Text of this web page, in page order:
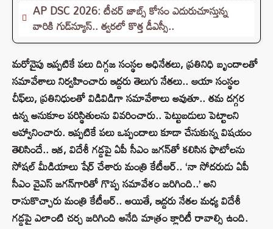
AP DSC 2026: టీచర్ జాబ్స్ కోసం ఎదురుచూస్తున్న
వారికి గుడ్‌న్యూస్.. త్వరలో కొత్త డీఎస్సీ..
మరోవైపు ఇప్పటికే పలు దిగ్గజ సంస్థల అధినేతలు, ప్రతినిధి బృందాలతో
సమావేశాలు నిర్వహించారు ఇద్దరు తెలుగు నేతలు.. ఆయా సంస్థల
చీఫ్‌లు, ప్రతినిధులతో విడివిడిగా సమావేశాలు అవుతూ.. తమ దగ్గర
ఉన్న అనుకూల పరిస్థితులను వివరించారు.. పెట్టుబడులు పెట్టాలని
ఆహ్వానించారు. ఇప్పటికే పలు ఒప్పందాలు కూడా చేసుకున్న విషయం
తెలిసిందే.. ఇక, విదేశీ గడ్డపై ఏపీ సీఎం జగన్‌తో కలిసిన ఫొటోలను
సోషల్‌ మీడియాలు షేర్‌ చేశారు మంత్రి కేటీఆర్.. ‘నా సోదరుడు ఏపీ
సీఎం వైఎస్‌ జగన్‌గారితో గొప్ప సమావేశం జరిగింది..’ అని
రాసుకొచ్చారు మంత్రి కేటీఆర్‌.. అయితే, ఇద్దరు నేతల మధ్య విదేశీ
గడ్డపై ఎలాంటి చర్చ జరిగింది అనేది మాత్రం క్లారిటీ రావాల్సి ఉంది.